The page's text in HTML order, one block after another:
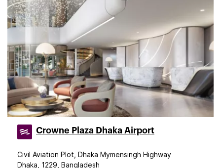
Crowne Plaza Dhaka Airport
Civil Aviation Plot, Dhaka Mymensingh Highway
Dhaka, 1229, Bangladesh